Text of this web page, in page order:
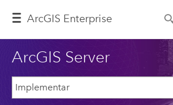
ArcGIS Enterprise
ArcGIS Server